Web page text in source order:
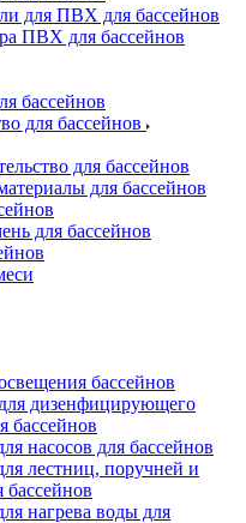
для ПВХ для бассейнов
ПВХ для бассейнов
бассейнов
для бассейнов
для бассейнов
для бассейнов
для бассейнов
бассейнов
дизенфицирующего
бассейнов
насосов для бассейнов
лестниц, поручней и
бассейнов
нагрева воды для